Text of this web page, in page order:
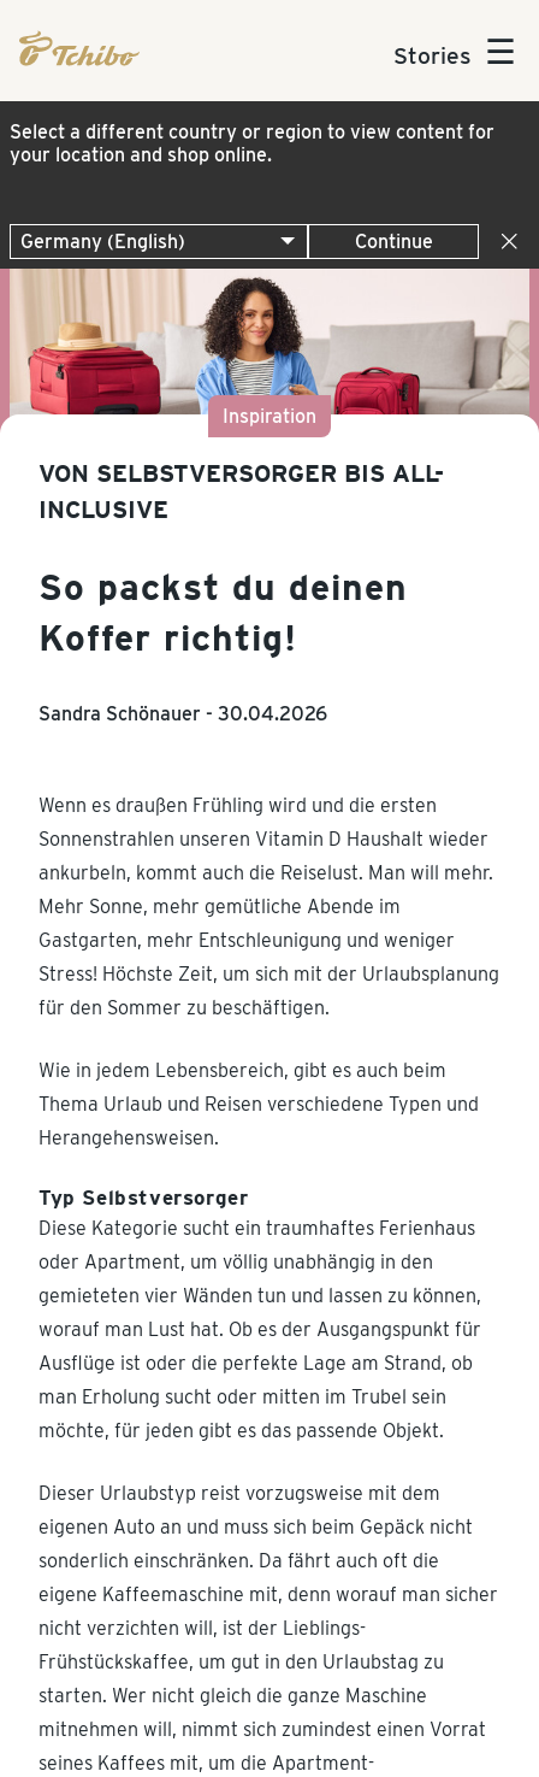
Stories ☰
Select a different country or region to view content for
your location and shop online.
Continue
Inspiration
VON SELBSTVERSORGER BIS ALL-
INCLUSIVE
So packst du deinen
Koffer richtig!
Sandra Schönauer - 30.04.2026
Wenn es draußen Frühling wird und die ersten
Sonnenstrahlen unseren Vitamin D Haushalt wieder
ankurbeln, kommt auch die Reiselust. Man will mehr.
Mehr Sonne, mehr gemütliche Abende im
Gastgarten, mehr Entschleunigung und weniger
Stress! Höchste Zeit, um sich mit der Urlaubsplanung
für den Sommer zu beschäftigen.
Wie in jedem Lebensbereich, gibt es auch beim
Thema Urlaub und Reisen verschiedene Typen und
Herangehensweisen.
Typ Selbstversorger
Diese Kategorie sucht ein traumhaftes Ferienhaus
oder Apartment, um völlig unabhängig in den
gemieteten vier Wänden tun und lassen zu können,
worauf man Lust hat. Ob es der Ausgangspunkt für
Ausflüge ist oder die perfekte Lage am Strand, ob
man Erholung sucht oder mitten im Trubel sein
möchte, für jeden gibt es das passende Objekt.
Dieser Urlaubstyp reist vorzugsweise mit dem
eigenen Auto an und muss sich beim Gepäck nicht
sonderlich einschränken. Da fährt auch oft die
eigene Kaffeemaschine mit, denn worauf man sicher
nicht verzichten will, ist der Lieblings-
Frühstückskaffee, um gut in den Urlaubstag zu
starten. Wer nicht gleich die ganze Maschine
mitnehmen will, nimmt sich zumindest einen Vorrat
seines Kaffees mit, um die Apartment-